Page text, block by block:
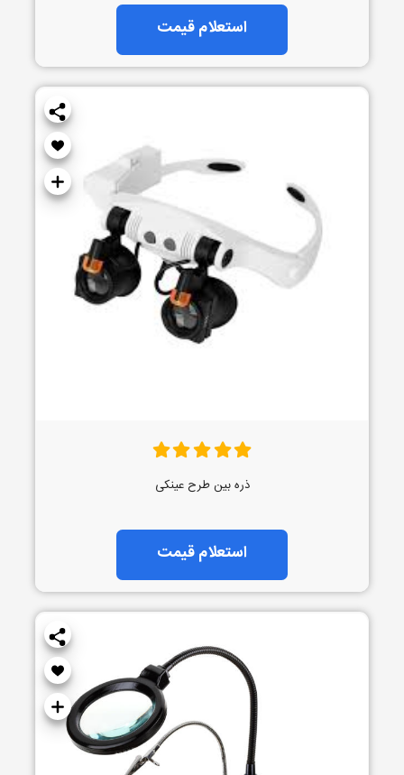
استعلام قیمت
ذره بین طرح عینکی
استعلام قیمت